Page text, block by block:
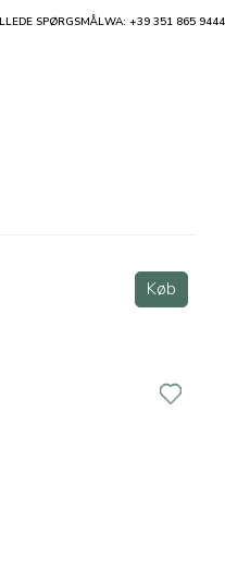
Køb
SPØRGSMÅLWA: +39 351 865 9444